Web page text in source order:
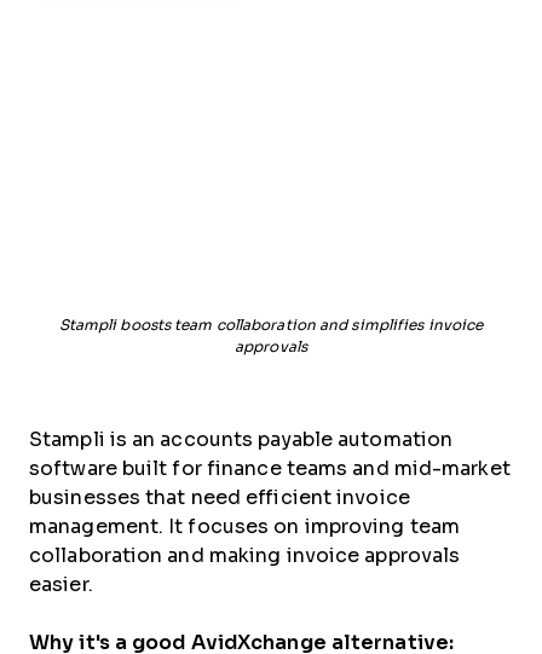
Stampli boosts team collaboration and simplifies invoice
approvals
Stampli is an accounts payable automation
software built for finance teams and mid-market
businesses that need efficient invoice
management. It focuses on improving team
collaboration and making invoice approvals
easier.
Why it's a good AvidXchange alternative: